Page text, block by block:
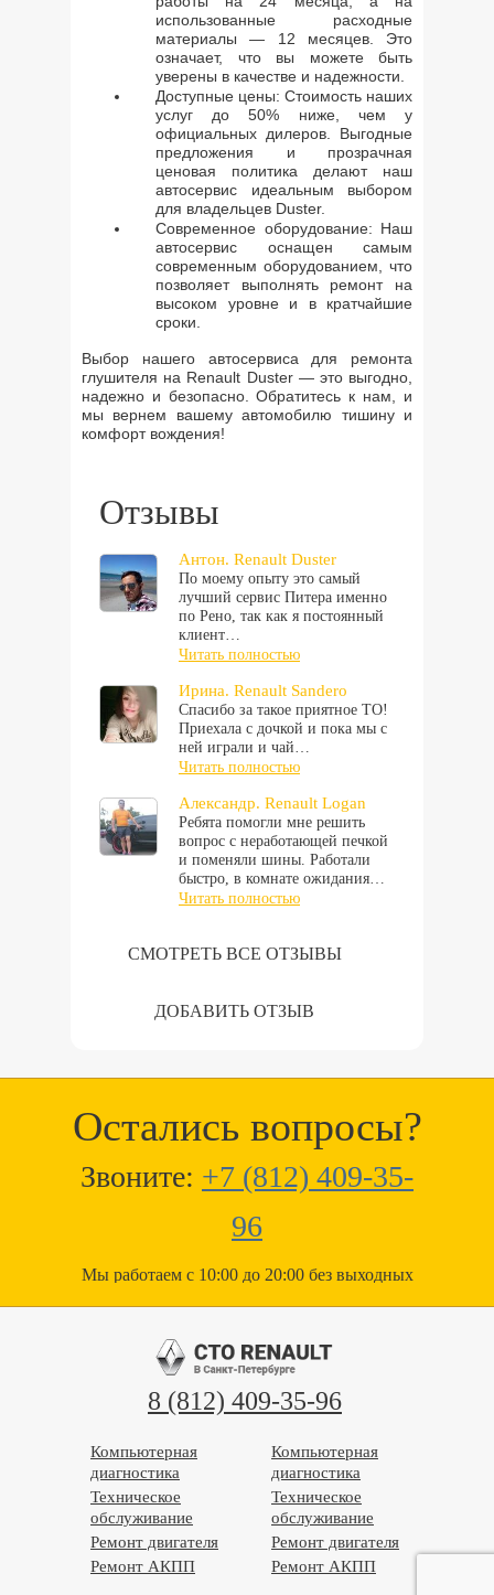
использованные расходные
материалы — 12 месяцев. Это
означает, что вы можете быть
уверены в качестве и надежности.
Доступные цены: Стоимость наших
услуг до 50% ниже, чем у
официальных дилеров. Выгодные
предложения и прозрачная
ценовая политика делают наш
автосервис идеальным выбором
для владельцев Duster.
Современное оборудование: Наш
автосервис оснащен самым
современным оборудованием, что
позволяет выполнять ремонт на
высоком уровне и в кратчайшие
сроки.
Выбор нашего автосервиса для ремонта
глушителя на Renault Duster — это выгодно,
надежно и безопасно. Обратитесь к нам, и
мы вернем вашему автомобилю тишину и
комфорт вождения!
Отзывы
Антон. Renault Duster
По моему опыту это самый
лучший сервис Питера именно
по Рено, так как я постоянный
клиент…
Читать полностью
Ирина. Renault Sandero
Спасибо за такое приятное ТО!
Приехала с дочкой и пока мы с
ней играли и чай…
Читать полностью
Александр. Renault Logan
Ребята помогли мне решить
вопрос с неработающей печкой
и поменяли шины. Работали
быстро, в комнате ожидания…
Читать полностью
СМОТРЕТЬ ВСЕ ОТЗЫВЫ
ДОБАВИТЬ ОТЗЫВ
Остались вопросы?
Звоните: +7 (812) 409-35-
96
Мы работаем с 10:00 до 20:00 без выходных
8 (812) 409-35-96
Компьютерная
диагностика
Техническое
обслуживание
Ремонт двигателя
Ремонт АКПП
Компьютерная
диагностика
Техническое
обслуживание
Ремонт двигателя
Ремонт АКПП